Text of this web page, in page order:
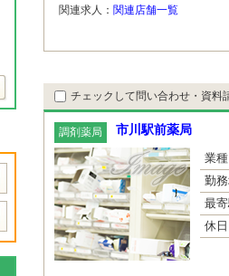
関連求人： 関連店舗一覧
チェックして問い合わせ・資料
調剤薬局 市川駅前薬局
業種
勤
最
休日